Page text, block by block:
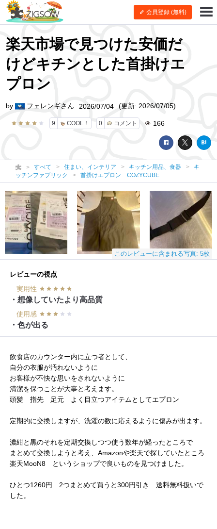
会員登録 (無料)
楽天市場で見つけた安価だ
けどキチンとした首掛けエ
プロン
9 COOL！ 0 コメント 166
by フェレンギさん 2026/07/04 (更新: 2026/07/05)
すべて 住まい、インテリア キッチン用品、食器
キ
ッチンファブリック
首掛けエプロン COZYCUBE
このレビューに含まれる写真: 5枚
レビューの視点
実用性
・想像していたより高品質
使用感
・色が出る
飲食店のカウンター内に立つ者として、
自分の衣服が汚れないように
お客様が不快な思いをされないように
清潔を保つことが大事と考えます。
頭髪 指先 足元 よく目立つアイテムとしてエプロン
定期的に交換しますが、洗濯の数に応えるように傷みが出ます。
濃紺と黒のそれを定期交換しつつ使う数年が経ったところで
まとめて交換しようと考え、Amazonや楽天で探していたところ
楽天MooN8 というショップで良いものを見つけました。
ひとつ1260円 2つまとめて買うと300円引き 送料無料扱いで
した。